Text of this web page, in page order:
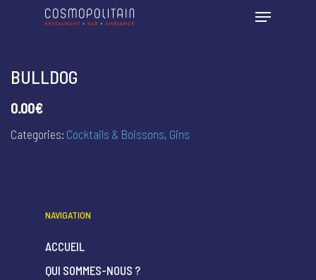
BULLDOG
0.00€
Categories: Cocktails & Boissons, Gins
NAVIGATION
ACCUEIL
QUI SOMMES-NOUS ?